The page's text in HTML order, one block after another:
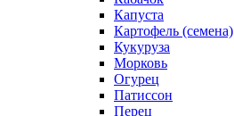
Капуста
Картофель (семена)
Кукуруза
Морковь
Огурец
Патиссон
Перец